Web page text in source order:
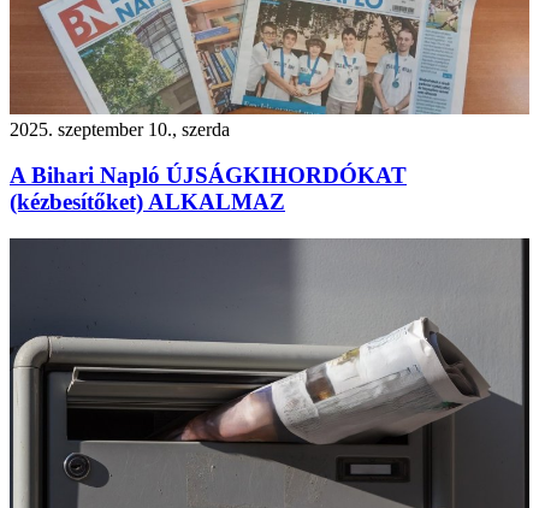
2025. szeptember 10., szerda
A Bihari Napló ÚJSÁGKIHORDÓKAT
(kézbesítőket) ALKALMAZ